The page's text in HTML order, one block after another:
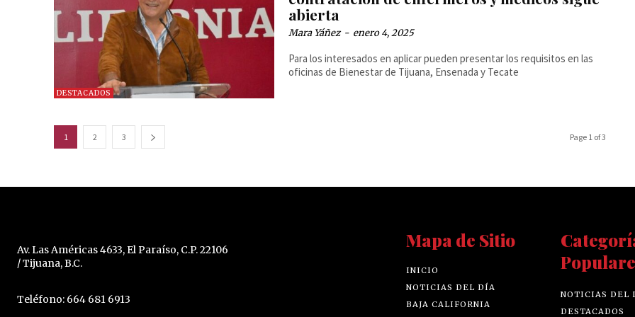
DESTACADOS
abierta
Mara Yáñez - enero 4, 2025
Para los interesados en aplicar pueden presentar los requisitos en las
oficinas de Bienestar de Tijuana, Ensenada y Tecate
1 2 3 Page 1 of 3
Av. Las Américas 4633, El Paraíso, C.P. 22106
/ Tijuana, B.C.
Teléfono: 664 681 6913
Mapa de Sitio
INICIO
NOTICIAS DEL DÍA
BAJA CALIFORNIA
NOTICIAS DEL
DESTACADOS